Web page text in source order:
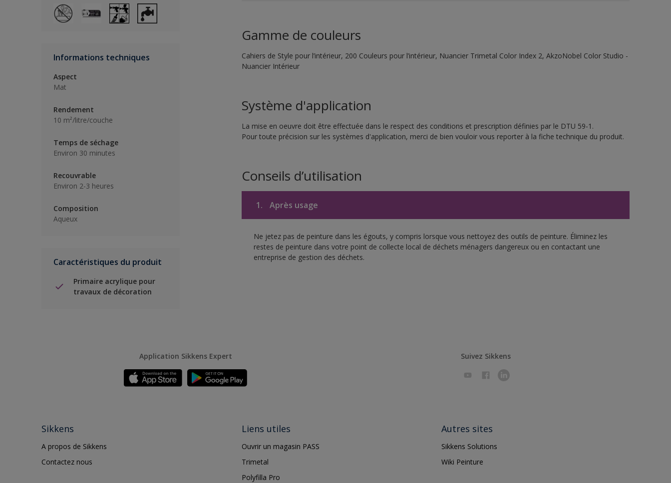
Informations techniques
Aspect
Mat
Rendement
10 m²/litre/couche
Temps de séchage
Environ 30 minutes
Recouvrable
Environ 2-3 heures
Composition
Aqueux
Caractéristiques du produit
Primaire acrylique pour
travaux de décoration
Gamme de couleurs
Cahiers de Style pour l’intérieur, 200 Couleurs pour l’intérieur, Nuancier Trimetal Color Index 2, AkzoNobel Color Studio -
Nuancier Intérieur
Système d'application
La mise en oeuvre doit être effectuée dans le respect des conditions et prescription définies par le DTU 59-1.
Pour toute précision sur les systèmes d'application, merci de bien vouloir vous reporter à la fiche technique du produit.
Conseils d’utilisation
1. Après usage
Ne jetez pas de peinture dans les égouts, y compris lorsque vous nettoyez des outils de peinture. Éliminez les
restes de peinture dans votre point de collecte local de déchets ménagers dangereux ou en contactant une
entreprise de gestion des déchets.
Application Sikkens Expert Suivez Sikkens
Sikkens
A propos de Sikkens
Contactez nous
Liens utiles
Ouvrir un magasin PASS
Trimetal
Polyfilla Pro
Autres sites
Sikkens Solutions
Wiki Peinture